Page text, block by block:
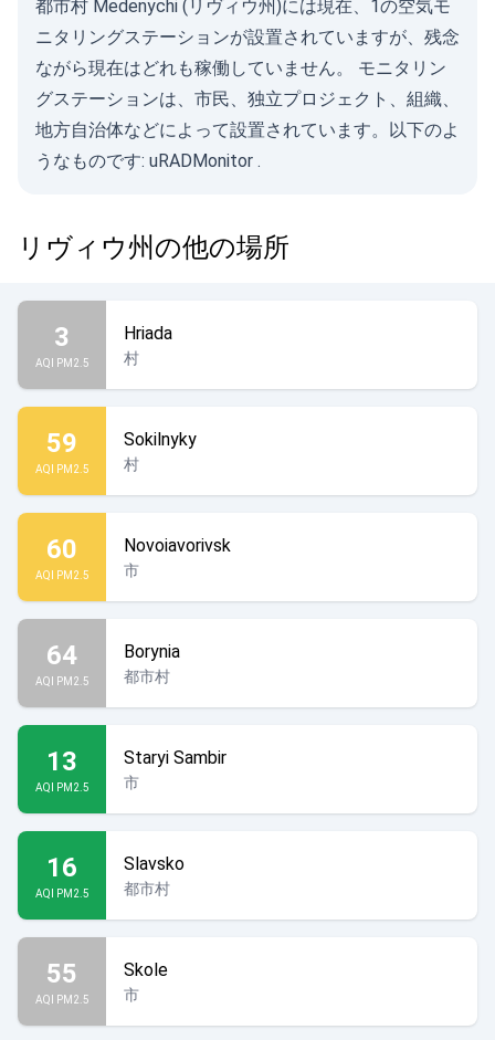
都市村 Medenychi (リヴィウ州)には現在、1の空気モ
ニタリングステーションが設置されていますが、残念
ながら現在はどれも稼働していません。 モニタリン
グステーションは、市民、独立プロジェクト、組織、
地方自治体などによって設置されています。以下のよ
うなものです: uRADMonitor .
リヴィウ州の他の場所
3
AQI PM2.5
Hriada
村
59
AQI PM2.5
Sokilnyky
村
60
AQI PM2.5
Novoiavorivsk
市
64
AQI PM2.5
Borynia
都市村
13
AQI PM2.5
Staryi Sambir
市
16
AQI PM2.5
Slavsko
都市村
55
AQI PM2.5
Skole
市